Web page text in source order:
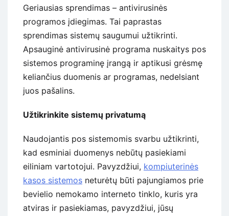
Geriausias sprendimas – antivirusinės
programos įdiegimas. Tai paprastas
sprendimas sistemų saugumui užtikrinti.
Apsauginė antivirusinė programa nuskaitys pos
sistemos programinę įrangą ir aptikusi grėsmę
keliančius duomenis ar programas, nedelsiant
juos pašalins.
Užtikrinkite sistemų privatumą
Naudojantis pos sistemomis svarbu užtikrinti,
kad esminiai duomenys nebūtų pasiekiami
eiliniam vartotojui. Pavyzdžiui, kompiuterinės
kasos sistemos neturėtų būti pajungiamos prie
bevielio nemokamo interneto tinklo, kuris yra
atviras ir pasiekiamas, pavyzdžiui, jūsų